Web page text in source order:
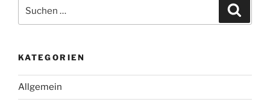
nach:
KATEGORIEN
Allgemein